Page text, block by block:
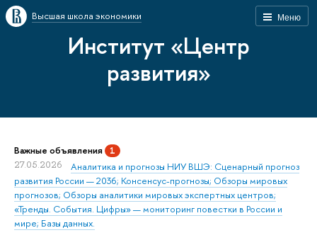
Меню
Высшая школа экономики
Институт «Центр
развития»
Важные объявления 1
27.05.2026
Аналитика и прогнозы НИУ ВШЭ: Сценарный прогноз
развития России — 2036; Консенсус-прогнозы; Обзоры мировых
прогнозов; Обзоры аналитики мировых экспертных центров;
«Тренды. События. Цифры» — мониторинг повестки в России и
мире; Базы данных.